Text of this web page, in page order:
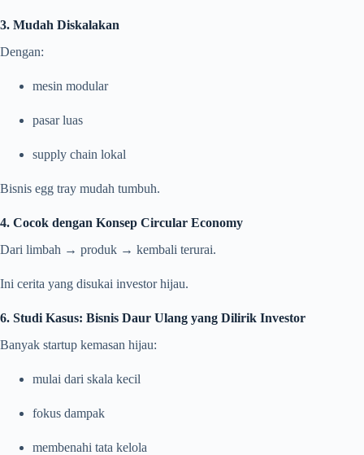
3. Mudah Diskalakan
Dengan:
mesin modular
pasar luas
supply chain lokal
Bisnis egg tray mudah tumbuh.
4. Cocok dengan Konsep Circular Economy
Dari limbah → produk → kembali terurai.
Ini cerita yang disukai investor hijau.
6. Studi Kasus: Bisnis Daur Ulang yang Dilirik Investor
Banyak startup kemasan hijau:
mulai dari skala kecil
fokus dampak
membenahi tata kelola